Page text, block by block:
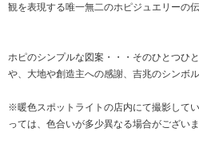
観を表現する唯一無二のホピジュエリーの伝
ホピのシンプルな図案・・・そのひとつひ
や、大地や創造主への感謝、吉兆のシンボ
※暖色スポットライトの店内にて撮影して
っては、色合いが多少異なる場合がござい